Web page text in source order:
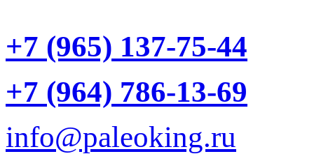
+7 (965) 137-75-44
+7 (964) 786-13-69
info@paleoking.ru